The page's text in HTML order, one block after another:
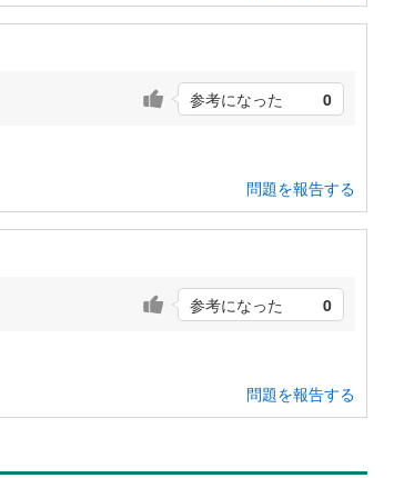
参考になった 0
問題を報告する
参考になった 0
問題を報告する